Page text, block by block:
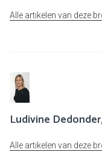
Alle artikelen van deze
Ludivine
Alle artikelen van deze